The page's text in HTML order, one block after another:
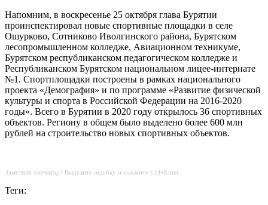
Напомним, в воскресенье 25 октября глава Бурятии
проинспектировал новые спортивные площадки в селе
Ошурково, Сотниково Иволгинского района, Бурятском
лесопромышленном колледже, Авиационном техникуме,
Бурятском республиканском педагогическом колледже и
Республиканском Бурятском национальном лицее-интернате
№1. Спортплощадки построены в рамках национального
проекта «Демография» и по программе «Развитие физической
культуры и спорта в Российской Федерации на 2016-2020
годы». Всего в Бурятии в 2020 году открылось 36 спортивных
объектов. Региону в общем было выделено более 600 млн
рублей на строительство новых спортивных объектов.
Заметили опечатку? Выделите ошибку и нажмите Ctrl+Enter.
Теги: